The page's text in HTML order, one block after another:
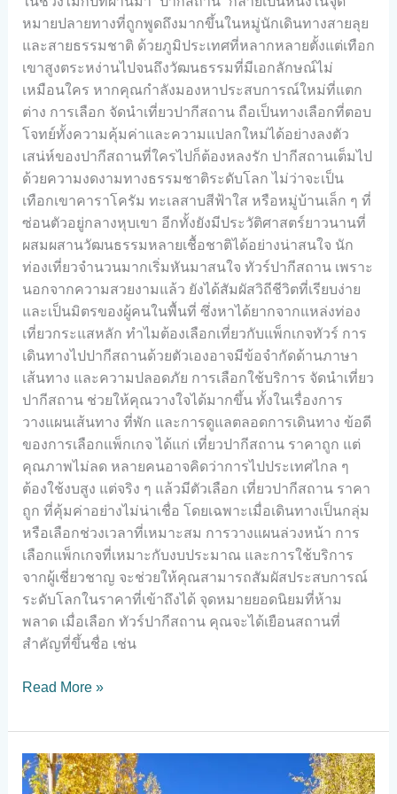
หมายปลายทางที่ถูกพูดถึงมากขึ้นในหมู่นักเดินทางสายลุย
และสายธรรมชาติ ด้วยภูมิประเทศที่หลากหลายตั้งแต่เทือก
เขาสูงตระหง่านไปจนถึงวัฒนธรรมที่มีเอกลักษณ์ไม่
เหมือนใคร หากคุณกำลังมองหาประสบการณ์ใหม่ที่แตก
ต่าง การเลือก จัดนำเที่ยวปากีสถาน ถือเป็นทางเลือกที่ตอบ
โจทย์ทั้งความคุ้มค่าและความแปลกใหม่ได้อย่างลงตัว
เสน่ห์ของปากีสถานที่ใครไปก็ต้องหลงรัก ปากีสถานเต็มไป
ด้วยความงดงามทางธรรมชาติระดับโลก ไม่ว่าจะเป็น
เทือกเขาคาราโครัม ทะเลสาบสีฟ้าใส หรือหมู่บ้านเล็ก ๆ ที่
ซ่อนตัวอยู่กลางหุบเขา อีกทั้งยังมีประวัติศาสตร์ยาวนานที่
ผสมผสานวัฒนธรรมหลายเชื้อชาติได้อย่างน่าสนใจ นัก
ท่องเที่ยวจำนวนมากเริ่มหันมาสนใจ ทัวร์ปากีสถาน เพราะ
นอกจากความสวยงามแล้ว ยังได้สัมผัสวิถีชีวิตที่เรียบง่าย
และเป็นมิตรของผู้คนในพื้นที่ ซึ่งหาได้ยากจากแหล่งท่อง
เที่ยวกระแสหลัก ทำไมต้องเลือกเที่ยวกับแพ็กเกจทัวร์ การ
เดินทางไปปากีสถานด้วยตัวเองอาจมีข้อจำกัดด้านภาษา
เส้นทาง และความปลอดภัย การเลือกใช้บริการ จัดนำเที่ยว
ปากีสถาน ช่วยให้คุณวางใจได้มากขึ้น ทั้งในเรื่องการ
วางแผนเส้นทาง ที่พัก และการดูแลตลอดการเดินทาง ข้อดี
ของการเลือกแพ็กเกจ ได้แก่ เที่ยวปากีสถาน ราคาถูก แต่
คุณภาพไม่ลด หลายคนอาจคิดว่าการไปประเทศไกล ๆ
ต้องใช้งบสูง แต่จริง ๆ แล้วมีตัวเลือก เที่ยวปากีสถาน ราคา
ถูก ที่คุ้มค่าอย่างไม่น่าเชื่อ โดยเฉพาะเมื่อเดินทางเป็นกลุ่ม
หรือเลือกช่วงเวลาที่เหมาะสม การวางแผนล่วงหน้า การ
เลือกแพ็กเกจที่เหมาะกับงบประมาณ และการใช้บริการ
จากผู้เชี่ยวชาญ จะช่วยให้คุณสามารถสัมผัสประสบการณ์
ระดับโลกในราคาที่เข้าถึงได้ จุดหมายยอดนิยมที่ห้าม
พลาด เมื่อเลือก ทัวร์ปากีสถาน คุณจะได้เยือนสถานที่
สำคัญที่ขึ้นชื่อ เช่น
Read More »
เที่ยว
ได้